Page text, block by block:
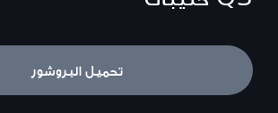
Q5
تحميل البروشور